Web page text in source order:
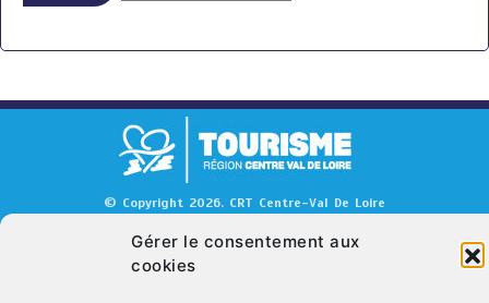
Gérer le consentement aux
cookies
© Copyright 2026. CRT Centre-Val De Loire
Mentions légales